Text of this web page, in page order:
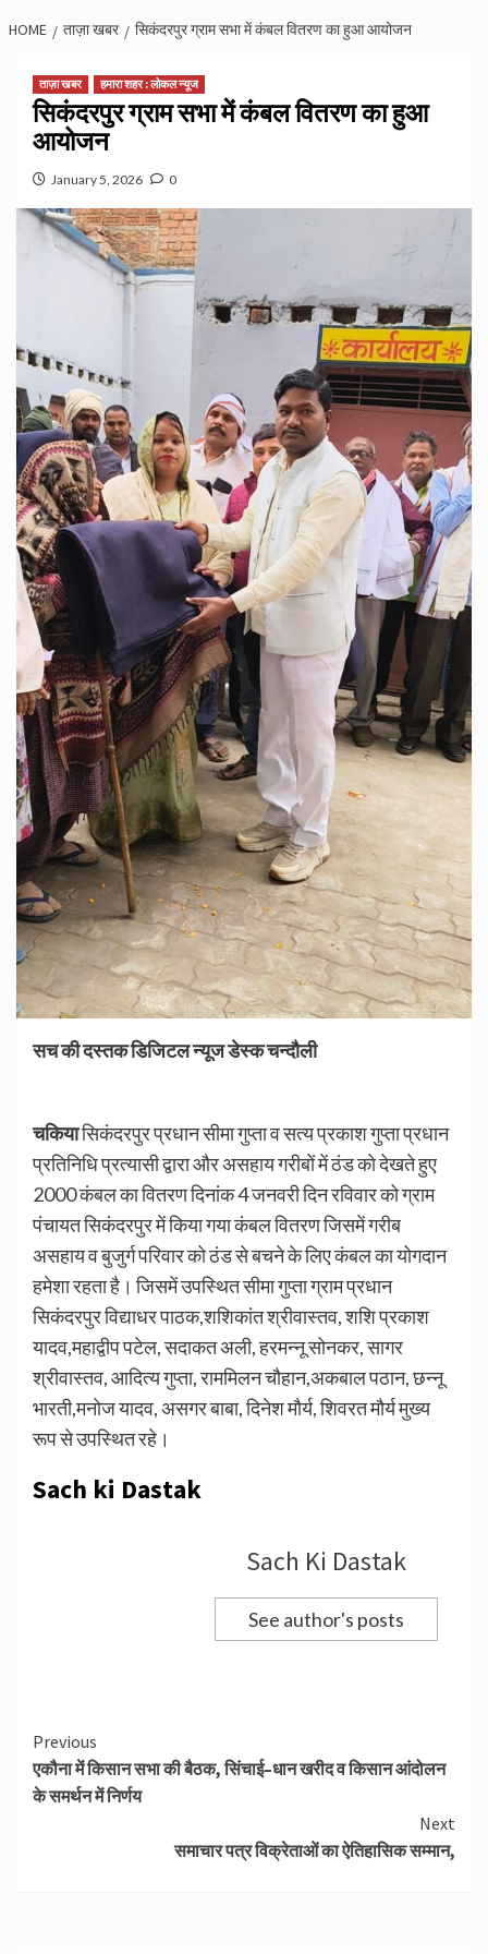
HOME ताज़ा खबर सिकंदरपुर ग्राम सभा में कंबल वितरण का हुआ आयोजन
ताज़ा खबर हमारा शहर : लोकल न्यूज
सिकंदरपुर ग्राम सभा में कंबल वितरण का हुआ
आयोजन
January 5, 2026 0
सच की दस्तक डिजिटल न्यूज डेस्क चन्दौली
चकियासिकंदरपुर प्रधान सीमा गुप्ता व सत्य प्रकाश गुप्ता प्रधान
प्रतिनिधि प्रत्यासी द्वारा और असहाय गरीबों में ठंड को देखते हुए
2000 कंबल का वितरण दिनांक 4 जनवरी दिन रविवार को ग्राम
पंचायत सिकंदरपुर में किया गया कंबल वितरण जिसमें गरीब
असहाय व बुजुर्ग परिवार को ठंड से बचने के लिए कंबल का योगदान
हमेशा रहता है। जिसमें उपस्थित सीमा गुप्ता ग्राम प्रधान
सिकंदरपुर विद्याधर पाठक,शशिकांत श्रीवास्तव, शशि प्रकाश
यादव,महाद्वीप पटेल, सदाकत अली, हरमन्नू सोनकर, सागर
श्रीवास्तव, आदित्य गुप्ता, राममिलन चौहान,अकबाल पठान, छन्नू
भारती,मनोज यादव, असगर बाबा, दिनेश मौर्य, शिवरत मौर्य मुख्य
रूप से उपस्थित रहे।
Sach ki Dastak
Sach Ki Dastak
See author's posts
Continue
Reading
Previous
एकौना में किसान सभा की बैठक, सिंचाई–धान खरीद व किसान आंदोलन
के समर्थन में निर्णय
Next
समाचार पत्र विक्रेताओं का ऐतिहासिक सम्मान,